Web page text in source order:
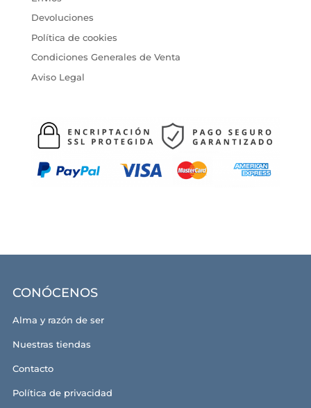
Devoluciones
Política de cookies
Condiciones Generales de Venta
Aviso Legal
CONÓCENOS
Alma y razón de ser
Nuestras tiendas
Contacto
Política de privacidad